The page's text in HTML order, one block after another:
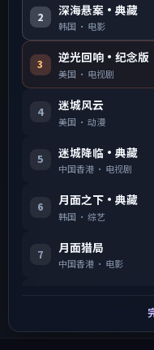
2 深海悬案·典藏
韩国 · 电影
3 逆光回响·纪念版
美国 · 电视剧
4 迷城风云
美国 ·动漫
5 迷城降临·典藏
中国香港 · 电视剧
6 月面之下·典藏
韩国 ·综艺
7 月面猎局
中国香港 · 电影